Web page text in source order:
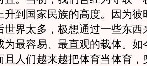
升到国家民族的高度。因为彼
世界太多，极想通过一些东西
为最容易、最直观的载体。如
且人们越来越把体育当体育，